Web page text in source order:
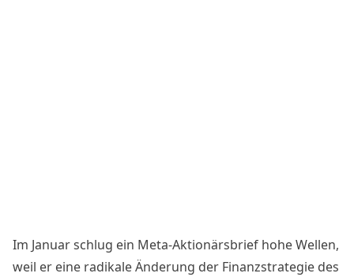
Im Januar schlug ein Meta-Aktionärsbrief hohe Wellen,
weil er eine radikale Änderung der Finanzstrategie des